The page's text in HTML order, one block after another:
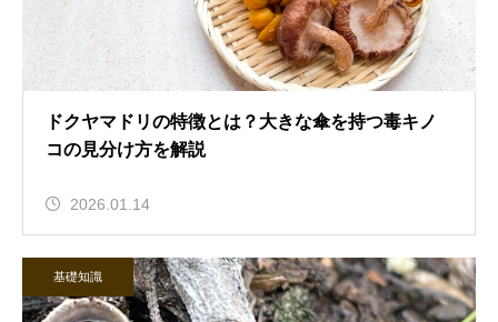
ドクヤマドリの特徴とは？大きな傘を持つ毒キノ
コの見分け方を解説
2026.01.14
基礎知識